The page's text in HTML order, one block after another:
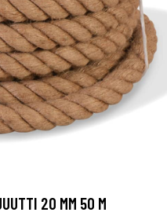
20 MM 50 M